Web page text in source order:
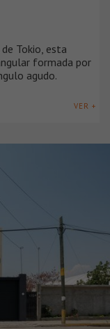
Tokio, esta
formada por
agudo.
VER +